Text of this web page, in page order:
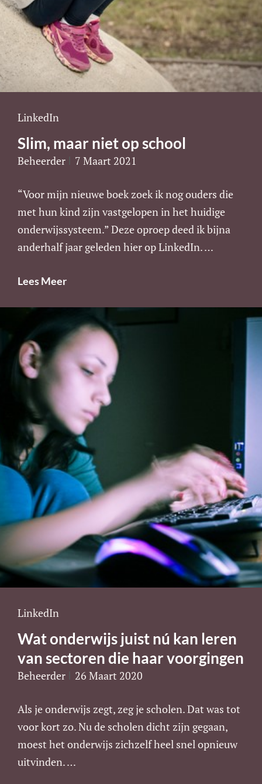
Cat
LinkedIn
Slim, maar niet op school
Beheerder 7 Maart 2021
“Voor mijn nieuwe boek zoek ik nog ouders die
met hun kind zijn vastgelopen in het huidige
onderwijssysteem.” Deze oproep deed ik bijna
anderhalf jaar geleden hier op LinkedIn. …
Lees MeerSlim,
Op
School
Cat
LinkedIn
Wat onderwijs juist nú kan leren
van sectoren die haar voorgingen
Beheerder 26 Maart 2020
Als je onderwijs zegt, zeg je scholen. Dat was tot
voor kort zo. Nu de scholen dicht zijn gegaan,
moest het onderwijs zichzelf heel snel opnieuw
uitvinden. …